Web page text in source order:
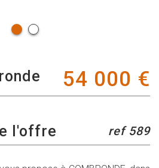
54 000 €
l'offre ref 589